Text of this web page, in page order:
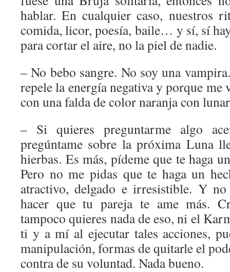
hablar. En cualquier caso, nuestros
comida, licor, poesía, baile… y sí, sí
para cortar el aire, no la piel de nadie.
– No bebo sangre. No soy una
repele la energía negativa y porque me
con una falda de color naranja con
– Si quieres preguntarme algo
pregúntame sobre la próxima Luna
hierbas. Es más, pídeme que te haga
Pero no me pidas que te haga un
atractivo, delgado e irresistible. Y
hacer que tu pareja te ame más.
tampoco quieres nada de eso, ni el
ti y a mí al ejecutar tales acciones,
manipulación, formas de quitarle el
contra de su voluntad. Nada bueno.